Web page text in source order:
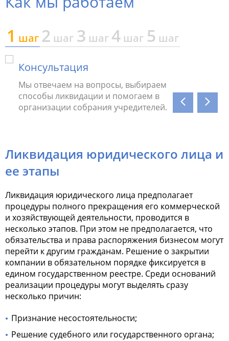
1 шаг 2 шаг 3 шаг 4 шаг 5 шаг
Консультация
Мы отвечаем на вопросы, выбираем
способы ликвидации и помогаем в
организации собрания учредителей.
Ликвидация юридического лица и
ее этапы
Ликвидация юридического лица предполагает
процедуры полного прекращения его коммерческой
и хозяйствующей деятельности, проводится в
несколько этапов. При этом не предполагается, что
обязательства и права распоряжения бизнесом могут
перейти к другим гражданам. Решение о закрытии
компании в обязательном порядке фиксируется в
едином государственном реестре. Среди оснований
реализации процедуры могут выделять сразу
несколько причин:
Признание несостоятельности;
Решение судебного или государственного органа;